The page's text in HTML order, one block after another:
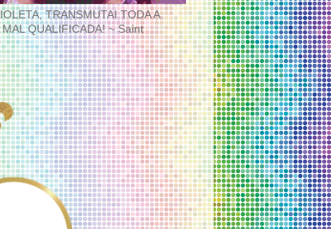
TRANSMUTAI TODA A
MAL QUALIFICADA! ~ Saint